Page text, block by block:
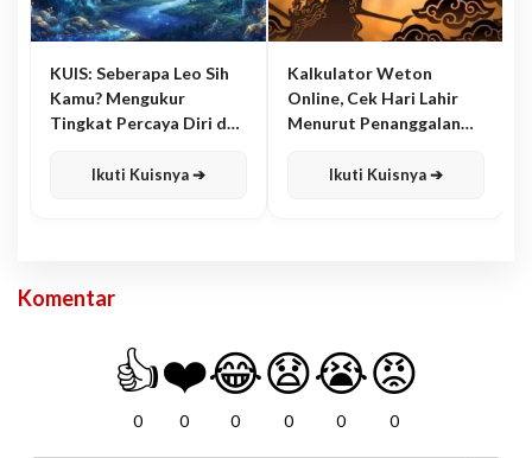
KUIS: Seberapa Leo Sih
Kamu? Mengukur
Tingkat Percaya Diri dan
Ikuti Kuisnya ➔
Kalkulator Weton
Online, Cek Hari Lahir
Menurut Penanggalan
Ikuti Kuisnya ➔
Komentar
👍
0
❤️
0
😂
0
😧
0
😭
0
😡
0